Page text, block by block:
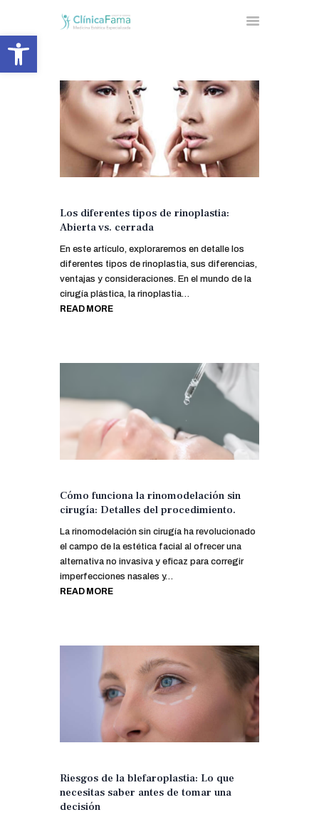
Abrir barra de herramientas
INICIO
NUESTRA CLÍNICA
CIRUGÍA ESTÉTICA
MEDICINA ESTÉTICA
FACIAL
CORPORAL
BLOG
CONTACTA
Los diferentes tipos de rinoplastia:
Abierta vs. cerrada
En este artículo, exploraremos en detalle los
diferentes tipos de rinoplastia, sus diferencias,
ventajas y consideraciones. En el mundo de la
cirugía plástica, la rinoplastia…
READ MORE
Cómo funciona la rinomodelación sin
cirugía: Detalles del procedimiento.
La rinomodelación sin cirugía ha revolucionado
el campo de la estética facial al ofrecer una
alternativa no invasiva y eficaz para corregir
imperfecciones nasales y…
READ MORE
Riesgos de la blefaroplastia: Lo que
necesitas saber antes de tomar una
decisión